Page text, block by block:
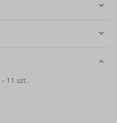
- 11 шт.